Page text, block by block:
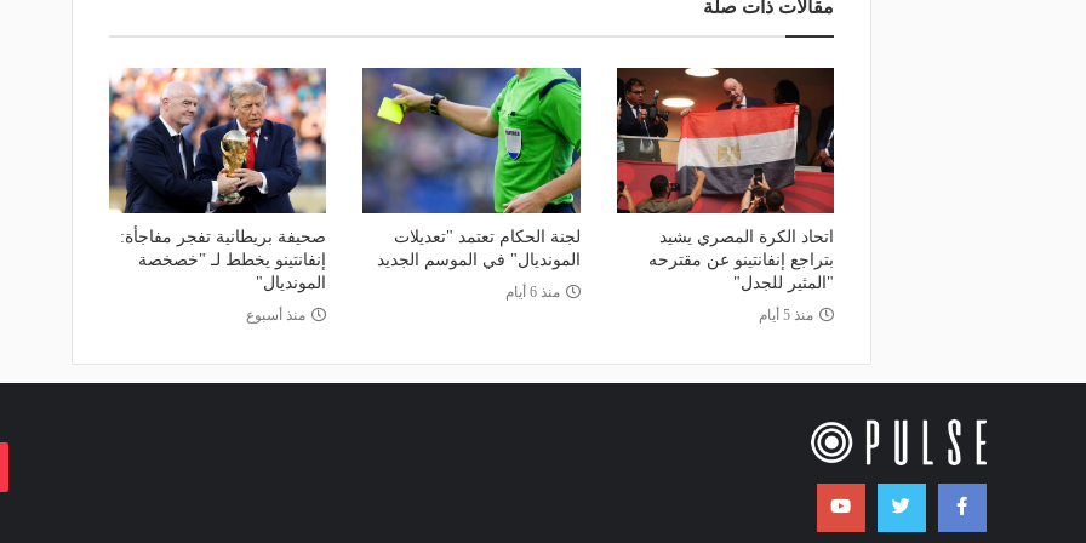
مقالات ذات صلة
اتحاد الكرة المصري يشيد
بتراجع إنفانتينو عن مقترحه
"المثير للجدل"
منذ 5 أيام
لجنة الحكام تعتمد "تعديلات
المونديال" في الموسم الجديد
منذ 6 أيام
صحيفة بريطانية تفجر مفاجأة:
إنفانتينو يخطط لـ "خصخصة
المونديال"
منذ أسبوع